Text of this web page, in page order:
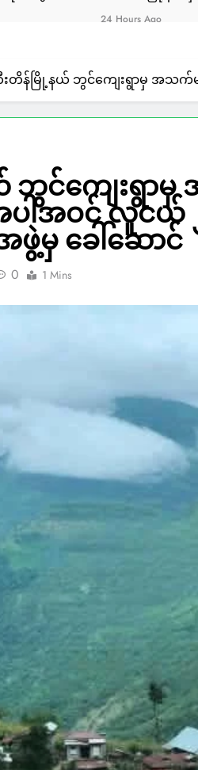
တိန်မြို့နယ် ဘွင်ကျေးရွာမှ အသက်မ
ဘွင်ကျေးရွာ
ပါအဝင် လူငယ်
အဖွဲ့မှ ခေါ်ဆောင်
0 1 Mins